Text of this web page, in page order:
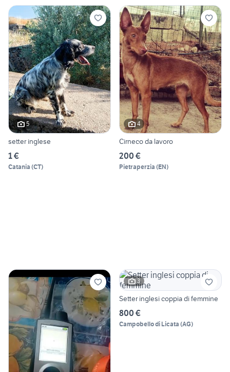
5
setter inglese
1 €
Catania (CT)
4
Cirneco da lavoro
200 €
Pietraperzia (EN)
3
Setter inglesi coppia di femmine
800 €
Campobello di Licata (AG)